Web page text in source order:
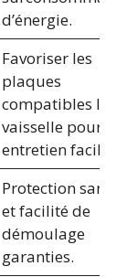
d’énergie.
Favoriser les
plaques
compatibles
vaisselle pour un
entretien facilité.
Protection santé
et facilité de
démoulage
garanties.